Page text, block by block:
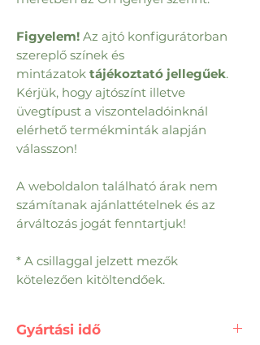
Figyelem! Az ajtó konfigurátorban
szereplő színek és
mintázatok tájékoztató jellegűek.
Kérjük, hogy ajtószínt illetve
üvegtípust a viszonteladóinknál
elérhető termékminták alapján
válasszon!
A weboldalon található árak nem
számítanak ajánlattételnek és az
árváltozás jogát fenntartjuk!
* A csillaggal jelzett mezők
kötelezően kitöltendőek.
Gyártási idő